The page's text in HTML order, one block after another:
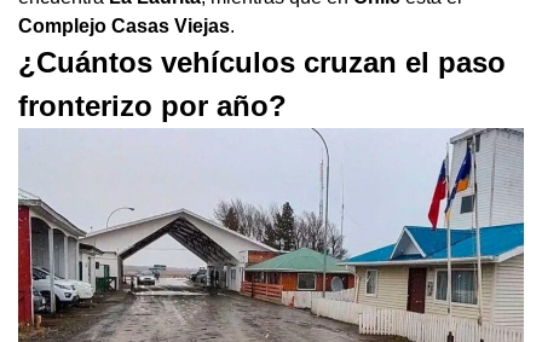
Complejo Casas Viejas.
¿Cuántos vehículos cruzan el paso
fronterizo por año?